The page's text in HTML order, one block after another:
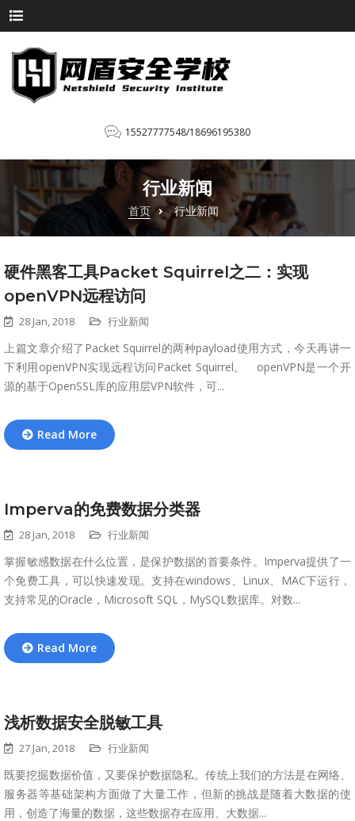
15527777548/18696195380
行业新闻
首页 行业新闻
硬件黑客工具Packet Squirrel之二：实现
openVPN远程访问
28 Jan, 2018 行业新闻
上篇文章介绍了Packet Squirrel的两种payload使用方式，今天再讲一
下利用openVPN实现远程访问Packet Squirrel。 openVPN是一个开
源的基于OpenSSL库的应用层VPN软件，可...
Read More
Imperva的免费数据分类器
28 Jan, 2018 行业新闻
掌握敏感数据在什么位置，是保护数据的首要条件。Imperva提供了一
个免费工具，可以快速发现。支持在windows、Linux、MAC下运行，
支持常见的Oracle，Microsoft SQL，MySQL数据库。对数...
Read More
浅析数据安全脱敏工具
27 Jan, 2018 行业新闻
既要挖掘数据价值，又要保护数据隐私。传统上我们的方法是在网络、
服务器等基础架构方面做了大量工作，但新的挑战是随着大数据的使
用，创造了海量的数据，这些数据存在应用、大数据...